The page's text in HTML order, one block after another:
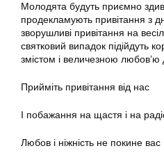
Молодята будуть приємно
продекламують привітання з
зворушливі привітання на
святковий випадок підійдуть
змістом і величезною любов’ю
Прийміть привітання від нас
І побажання на щастя і на
Любов і ніжність не покине вас